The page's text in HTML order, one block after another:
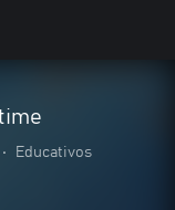
• Educativos